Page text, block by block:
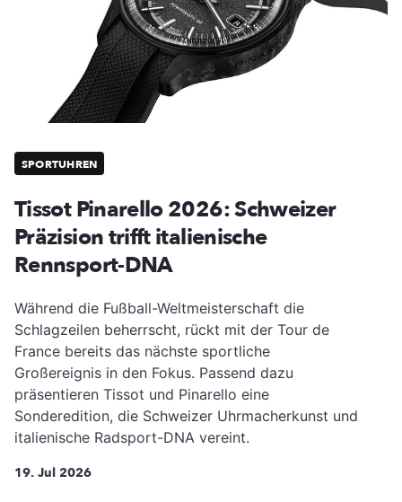
SPORTUHREN
Tissot Pinarello 2026: Schweizer
Präzision trifft italienische
Rennsport-DNA
Während die Fußball-Weltmeisterschaft die
Schlagzeilen beherrscht, rückt mit der Tour de
France bereits das nächste sportliche
Großereignis in den Fokus. Passend dazu
präsentieren Tissot und Pinarello eine
Sonderedition, die Schweizer Uhrmacherkunst und
italienische Radsport-DNA vereint.
19. Jul 2026